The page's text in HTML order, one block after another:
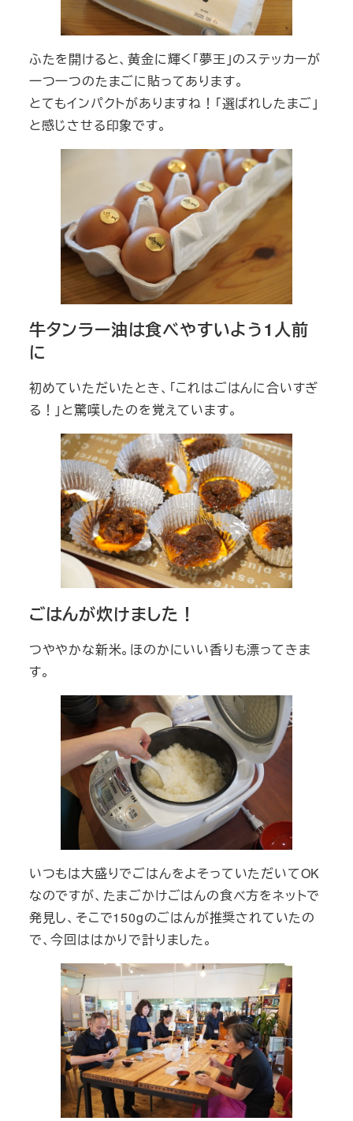
ふたを開けると、黄金に輝く「夢王」のステッカーが
一つ一つのたまごに貼ってあります。
とてもインパクトがありますね！「選ばれしたまご」
と感じさせる印象です。
牛タンラー油は食べやすいよう1人前
に
初めていただいたとき、「これはごはんに合いすぎ
る！」と驚嘆したのを覚えています。
ごはんが炊けました！
つややかな新米。ほのかにいい香りも漂ってきま
す。
いつもは大盛りでごはんをよそっていただいてOK
なのですが、たまごかけごはんの食べ方をネットで
発見し、そこで150gのごはんが推奨されていたの
で、今回ははかりで計りました。